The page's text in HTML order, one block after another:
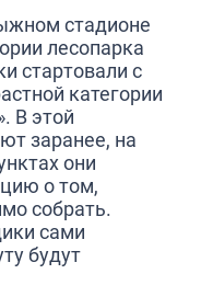
стадионе
лесопарка
стартовали с
категории
В этой
заранее, на
они
о том,
собрать.
сами
будут